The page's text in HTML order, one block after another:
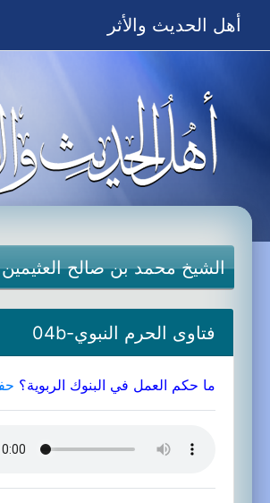
أهل الحديث والأثر
الشيخ محمد بن صالح العثيمين
فتاوى الحرم النبوي-04b
ما حكم العمل في البنوك الربوية؟